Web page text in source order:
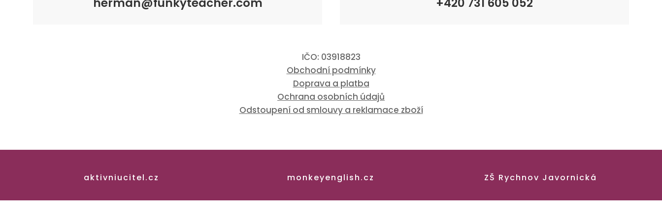
IČO: 03918823
Obchodní podmínky
Doprava a platba
Ochrana osobních údajů
Odstoupení od smlouvy a reklamace zboží
aktivniucitel.cz monkeyenglish.cz ZŠ Rychnov Javornická